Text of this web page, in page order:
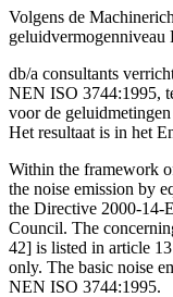
Volgens de
geluidvermogenniveau
db/a consultants
NEN ISO 3744:1995,
voor de
Het resultaat is in het
Within the framework
the noise emission by
the Directive 2000-14-
Council. The
42] is listed in article
only. The basic noise
NEN ISO 3744:1995.